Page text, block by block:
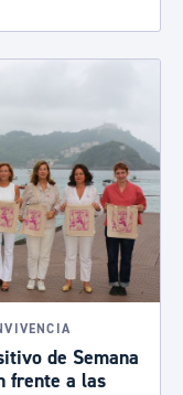
de Semana
frente a las